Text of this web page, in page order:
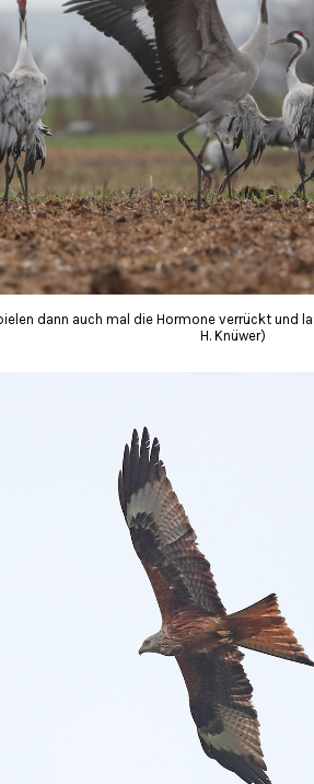
dann auch mal die Hormone verrückt und
H. Knüwer)